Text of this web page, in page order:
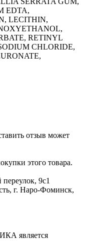
EDTA,
LECITHIN,
RETINYL
CHLORIDE,
отзыв может
этого товара.
9с1
г. Наро-Фоминск,
является